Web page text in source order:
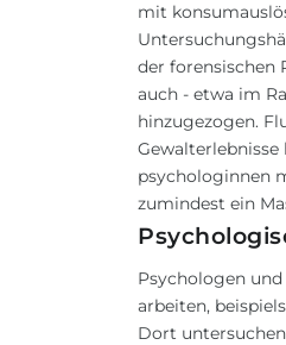
mit
der forensischen
auch - etwa im
hinzugezogen.
psychologinnen
zumindest ein
Psychologen
arbeiten,
Dort